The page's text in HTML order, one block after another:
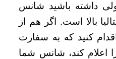
داشته باشید شانس
بالا است. اگر هم از
کنید که به سفارت
اعلام کند، شانس شما